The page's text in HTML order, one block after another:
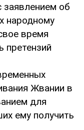
об
народному
время
претензий
Жвании в
для
ему получить